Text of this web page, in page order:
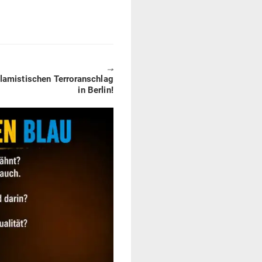
🠖
Ter­ror­an­schlag
in Berlin!